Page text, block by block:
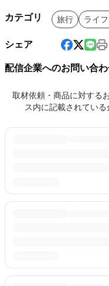
カテゴリ 旅行 ライ
シェア
配信企業へのお問い合
取材依頼・商品に対する
ス内に記載されている